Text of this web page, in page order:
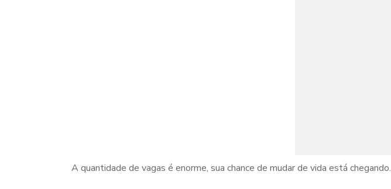
A quantidade de vagas é enorme, sua chance de mudar de vida está chegando.